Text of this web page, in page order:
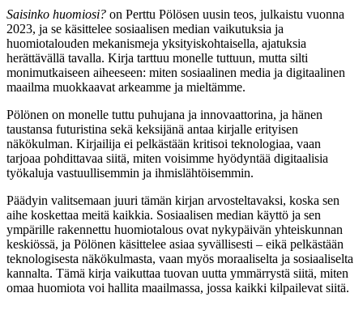
Saisinko huomiosi? on Perttu Pölösen uusin teos, julkaistu vuonna
2023, ja se käsittelee sosiaalisen median vaikutuksia ja
huomiotalouden mekanismeja yksityiskohtaisella, ajatuksia
herättävällä tavalla. Kirja tarttuu monelle tuttuun, mutta silti
monimutkaiseen aiheeseen: miten sosiaalinen media ja digitaalinen
maailma muokkaavat arkeamme ja mieltämme.
Pölönen on monelle tuttu puhujana ja innovaattorina, ja hänen
taustansa futuristina sekä keksijänä antaa kirjalle erityisen
näkökulman. Kirjailija ei pelkästään kritisoi teknologiaa, vaan
tarjoaa pohdittavaa siitä, miten voisimme hyödyntää digitaalisia
työkaluja vastuullisemmin ja ihmislähtöisemmin.
Päädyin valitsemaan juuri tämän kirjan arvosteltavaksi, koska sen
aihe koskettaa meitä kaikkia. Sosiaalisen median käyttö ja sen
ympärille rakennettu huomiotalous ovat nykypäivän yhteiskunnan
keskiössä, ja Pölönen käsittelee asiaa syvällisesti – eikä pelkästään
teknologisesta näkökulmasta, vaan myös moraaliselta ja sosiaaliselta
kannalta. Tämä kirja vaikuttaa tuovan uutta ymmärrystä siitä, miten
omaa huomiota voi hallita maailmassa, jossa kaikki kilpailevat siitä.